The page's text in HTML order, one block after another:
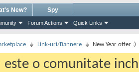
Forum Actions Quick Links
New? Spy
Link-uri/Bannere New Year offer :)
este o comunitate